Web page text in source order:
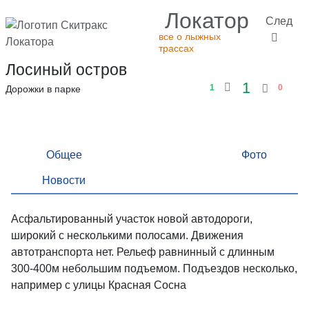
Локатор
все о лыжных
трассах
След
Лосиный остров
Дорожки в парке 1 1 0
Общее Фото
Новости
Асфальтированный участок новой автодороги,
широкий с несколькими полосами. Движения
автотранспорта нет. Рельеф равнинный с длинным
300-400м небольшим подъемом. Подъездов несколько,
например с улицы Красная Сосна